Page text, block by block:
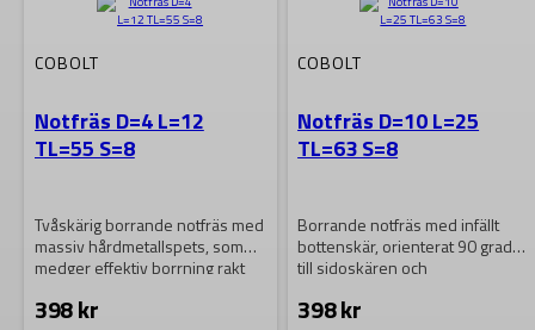
COBOLT
Notfräs D=4 L=12
TL=55 S=8
Tvåskärig borrande notfräs med
massiv hårdmetallspets, som
medger effektiv borrning rakt
398kr
COBOLT
Notfräs D=10 L=25
TL=63 S=8
Borrande notfräs med infällt
bottenskär, orienterat 90 grader
till sidoskären och
vilket…
398kr